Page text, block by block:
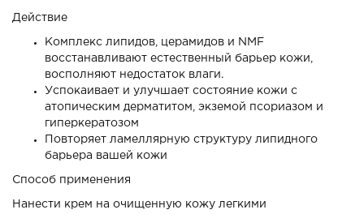
Действие
Комплекс липидов, церамидов и NMF
восстанавливают естественный барьер кожи,
восполняют недостаток влаги.
Успокаивает и улучшает состояние кожи с
атопическим дерматитом, экземой псориазом и
гиперкератозом
Повторяет ламеллярную структуру липидного
барьера вашей кожи
Способ применения
Нанести крем на очищенную кожу легкими